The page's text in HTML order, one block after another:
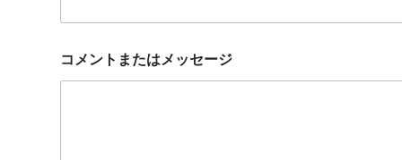
コメントまたはメッセージ